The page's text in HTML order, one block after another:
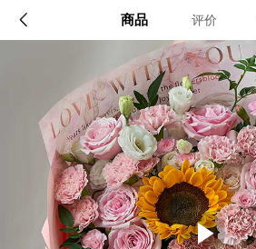
商品 评价
配送说明
确定
店铺信息
该地区暂无配送门
确定